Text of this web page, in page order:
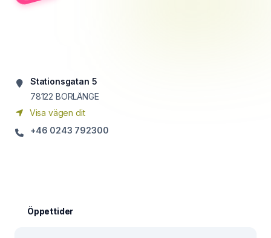
Stationsgatan 5
78122 BORLÄNGE
Visa vägen dit
+46 0243 792300
Öppettider